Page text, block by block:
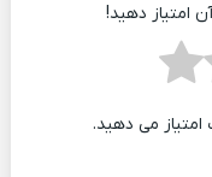
امتیاز دهید!
می دهید.